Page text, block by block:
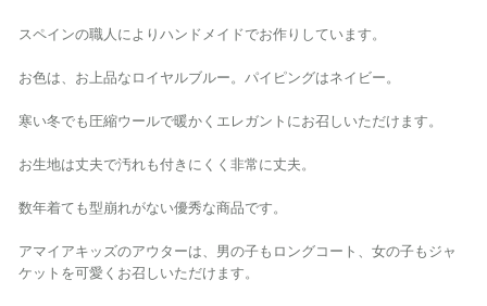
スペインの職人によりハンドメイドでお作りしています。
お色は、お上品なロイヤルブルー。パイピングはネイビー。
寒い冬でも圧縮ウールで暖かくエレガントにお召しいただけます。
お生地は丈夫で汚れも付きにくく非常に丈夫。
数年着ても型崩れがない優秀な商品です。
アマイアキッズのアウターは、男の子もロングコート、女の子もジャ
ケットを可愛くお召しいただけます。